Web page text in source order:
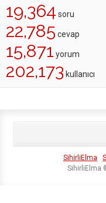
19,364 soru
22,785 cevap
15,871 yorum
202,173 kullanıcı
SihirliElma
SihirliElma